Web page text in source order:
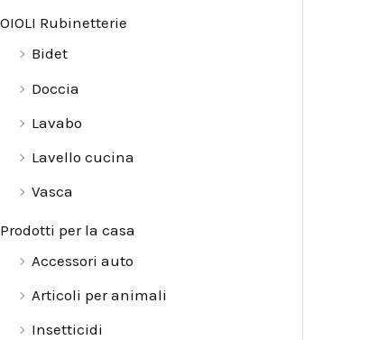
OIOLI Rubinetterie
Bidet
Doccia
Lavabo
Lavello cucina
Vasca
Prodotti per la casa
Accessori auto
Articoli per animali
Insetticidi